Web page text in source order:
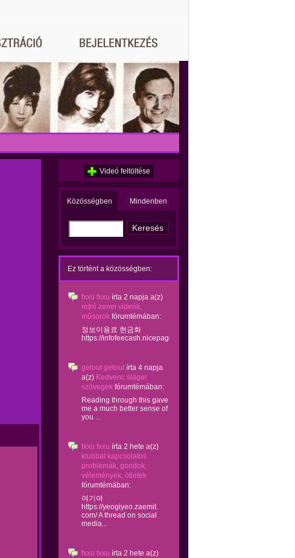
Videó feltöltése
Közösségben Mindenben
Ez történt a közösségben:
fxxu fxxu írta 2 napja a(z)
retró zenei videók,
műsorok fórumtémában:
정보이용료 현금화
https://infofeecash.nicepage...
getout getout írta 4 napja
a(z) Kedvenc sláger
szövegek fórumtémában:
Reading through this gave
me a much better sense of
you ...
fxxu fxxu írta 2 hete a(z)
klubbal kapcsolatos
problémák, gondok,
vélemények, ötletek
fórumtémában:
여기여
https://yeogiyeo.zaemit.
com/ A thread on social
media...
fxxu fxxu írta 2 hete a(z)